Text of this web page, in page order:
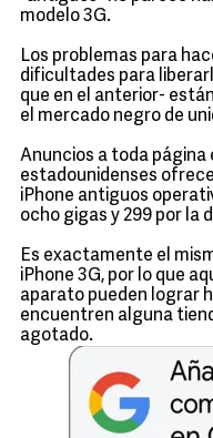
modelo 3G.
Los problemas para
dificultades para
que en el anterior-
el mercado negro de
Anuncios a toda página
estadounidenses
iPhone antiguos
ocho gigas y 299 por la
Es exactamente el
iPhone 3G, por lo que
aparato pueden lograr
encuentren alguna
agotado.